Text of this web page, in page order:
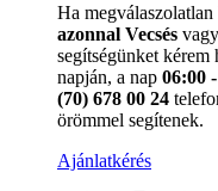
Ha
azonnal Vecsés
segítségünket
napján, a nap 06:00
(70) 678 00 24
örömmel segítenek.
Ajánlatkérés